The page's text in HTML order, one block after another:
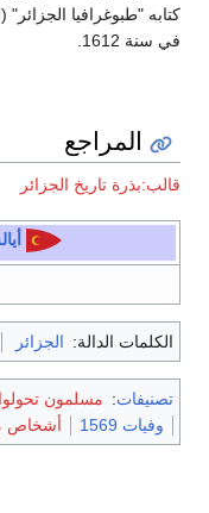
كتابه "طبوغرافيا
في سنة 1612.
المراجع
قالب:بذرة تاريخ الجزائر
الكلمات الدالة: الجزائر
تصنيفات: مسلمون تحولوا
وفيات 1569
أشخاص